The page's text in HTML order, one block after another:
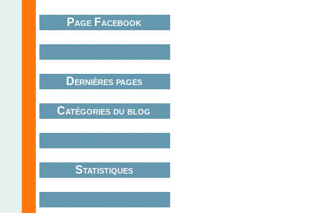
Page Facebook
Dernières pages
Catégories du blog
Statistiques